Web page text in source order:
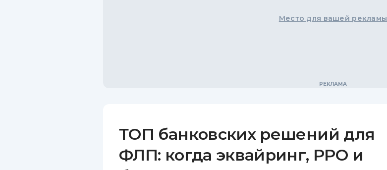
Место для вашей рекламы
ТОП банковских решений для
ФЛП: когда эквайринг, РРО и